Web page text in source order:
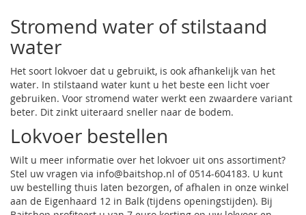
Stromend water of stilstaand
water
Het soort lokvoer dat u gebruikt, is ook afhankelijk van het
water. In stilstaand water kunt u het beste een licht voer
gebruiken. Voor stromend water werkt een zwaardere variant
beter. Dit zinkt uiteraard sneller naar de bodem.
Lokvoer bestellen
Wilt u meer informatie over het lokvoer uit ons assortiment?
Stel uw vragen via info@baitshop.nl of 0514-604183. U kunt
uw bestelling thuis laten bezorgen, of afhalen in onze winkel
aan de Eigenhaard 12 in Balk (tijdens openingstijden). Bij